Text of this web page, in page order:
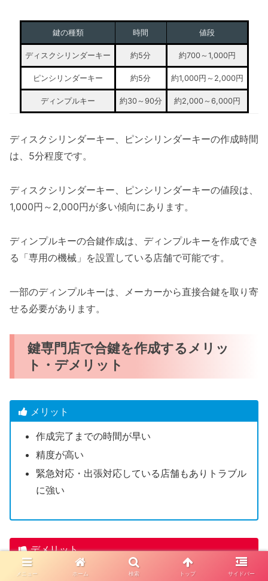
鍵の種類 時間 値段
ディスクシリンダーキー 約5分 約700～1,000円
ピンシリンダーキー 約5分 約1,000円～2,000円
ディンプルキー 約30～90分 約2,000～6,000円
ディスクシリンダーキー、ピンシリンダーキーの作成時間
は、5分程度です。
ディスクシリンダーキー、ピンシリンダーキーの値段は、
1,000円～2,000円が多い傾向にあります。
ディンプルキーの合鍵作成は、ディンプルキーを作成でき
る「専用の機械」を設置している店舗で可能です。
一部のディンプルキーは、メーカーから直接合鍵を取り寄
せる必要があります。
鍵専門店で合鍵を作成するメリッ
ト・デメリット
メリット
作成完了までの時間が早い
精度が高い
緊急対応・出張対応している店舗もありトラブル
に強い
デメリット
一部のディンプルキーは店舗で合鍵作成できない
メニュー ホーム 検索 トップ サイドバー